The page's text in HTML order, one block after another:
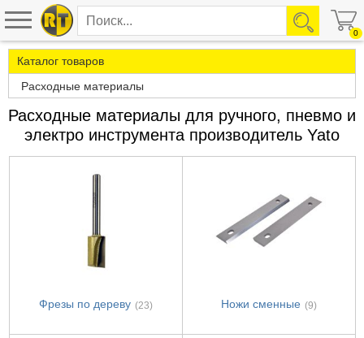
0
Каталог товаров
Расходные материалы
Расходные материалы для ручного, пневмо и
электро инструмента производитель Yato
Фрезы по дереву (23) Ножи сменные (9)